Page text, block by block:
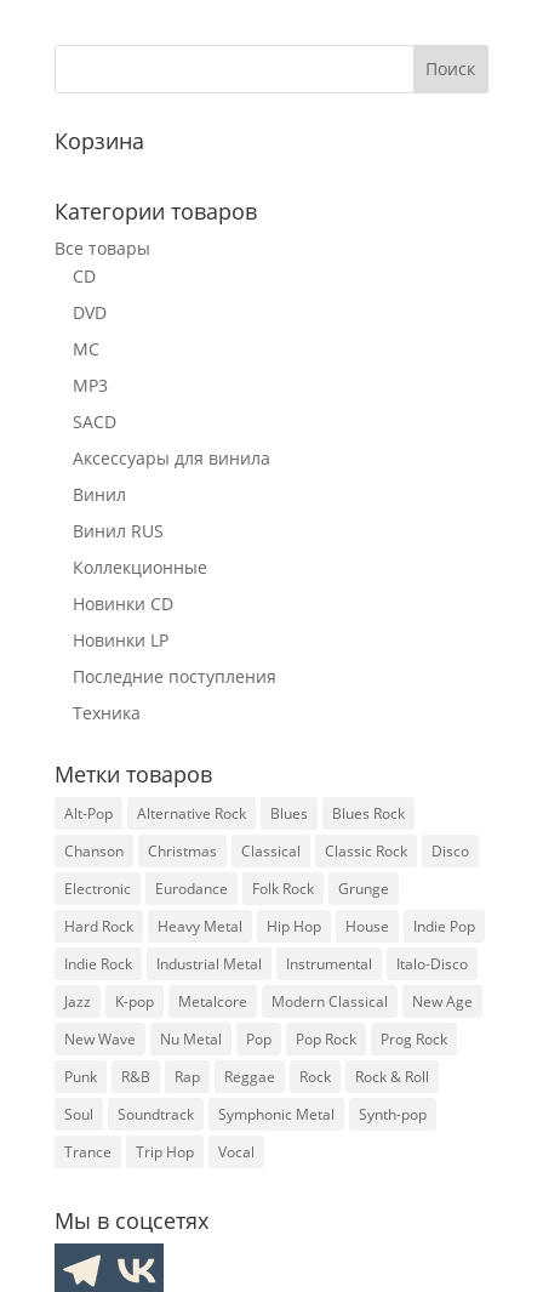
Корзина
Категории товаров
Все товары
CD
DVD
MC
MP3
SACD
Аксессуары для винила
Винил
Винил RUS
Коллекционные
Новинки CD
Новинки LP
Последние поступления
Техника
Метки товаров
Alt-Pop Alternative Rock Blues
Blues Rock
Chanson
Christmas Classical Classic Rock
Disco
Electronic
Eurodance Folk Rock
Grunge
Hard Rock
Heavy Metal Hip Hop House
Indie Pop
Indie Rock
Industrial Metal Instrumental
Italo-Disco
Jazz
K-pop Metalcore Modern Classical
New Age
New Wave
Nu Metal Pop Pop Rock
Prog Rock
Punk
R&B Rap Reggae Rock
Rock & Roll
Soul
Soundtrack Symphonic Metal
Synth-pop
Trance
Trip Hop Vocal
Мы в соцсетях